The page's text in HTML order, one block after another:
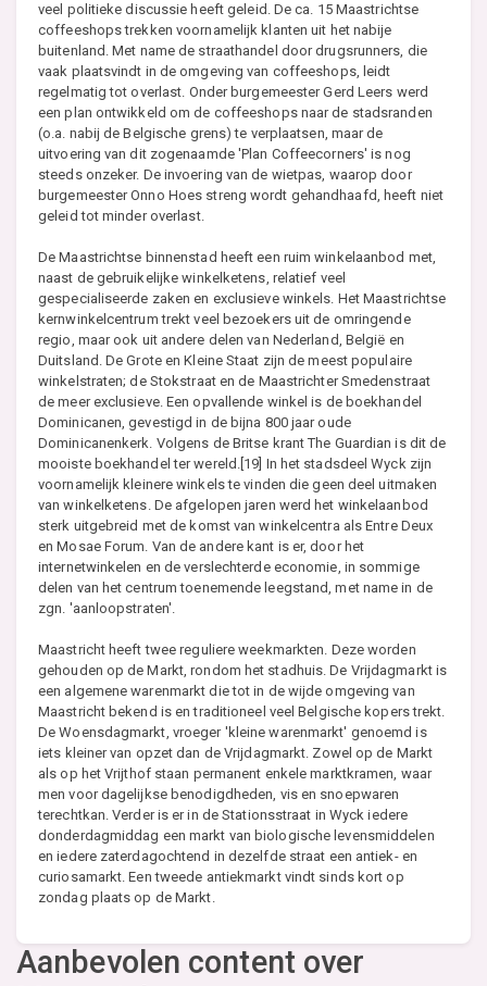
veel politieke discussie heeft geleid. De ca. 15 Maastrichtse
coffeeshops trekken voornamelijk klanten uit het nabije
buitenland. Met name de straathandel door drugsrunners, die
vaak plaatsvindt in de omgeving van coffeeshops, leidt
regelmatig tot overlast. Onder burgemeester Gerd Leers werd
een plan ontwikkeld om de coffeeshops naar de stadsranden
(o.a. nabij de Belgische grens) te verplaatsen, maar de
uitvoering van dit zogenaamde 'Plan Coffeecorners' is nog
steeds onzeker. De invoering van de wietpas, waarop door
burgemeester Onno Hoes streng wordt gehandhaafd, heeft niet
geleid tot minder overlast.
De Maastrichtse binnenstad heeft een ruim winkelaanbod met,
naast de gebruikelijke winkelketens, relatief veel
gespecialiseerde zaken en exclusieve winkels. Het Maastrichtse
kernwinkelcentrum trekt veel bezoekers uit de omringende
regio, maar ook uit andere delen van Nederland, België en
Duitsland. De Grote en Kleine Staat zijn de meest populaire
winkelstraten; de Stokstraat en de Maastrichter Smedenstraat
de meer exclusieve. Een opvallende winkel is de boekhandel
Dominicanen, gevestigd in de bijna 800 jaar oude
Dominicanenkerk. Volgens de Britse krant The Guardian is dit de
mooiste boekhandel ter wereld.[19] In het stadsdeel Wyck zijn
voornamelijk kleinere winkels te vinden die geen deel uitmaken
van winkelketens. De afgelopen jaren werd het winkelaanbod
sterk uitgebreid met de komst van winkelcentra als Entre Deux
en Mosae Forum. Van de andere kant is er, door het
internetwinkelen en de verslechterde economie, in sommige
delen van het centrum toenemende leegstand, met name in de
zgn. 'aanloopstraten'.
Maastricht heeft twee reguliere weekmarkten. Deze worden
gehouden op de Markt, rondom het stadhuis. De Vrijdagmarkt is
een algemene warenmarkt die tot in de wijde omgeving van
Maastricht bekend is en traditioneel veel Belgische kopers trekt.
De Woensdagmarkt, vroeger 'kleine warenmarkt' genoemd is
iets kleiner van opzet dan de Vrijdagmarkt. Zowel op de Markt
als op het Vrijthof staan permanent enkele marktkramen, waar
men voor dagelijkse benodigdheden, vis en snoepwaren
terechtkan. Verder is er in de Stationsstraat in Wyck iedere
donderdagmiddag een markt van biologische levensmiddelen
en iedere zaterdagochtend in dezelfde straat een antiek- en
curiosamarkt. Een tweede antiekmarkt vindt sinds kort op
zondag plaats op de Markt.
Aanbevolen content over